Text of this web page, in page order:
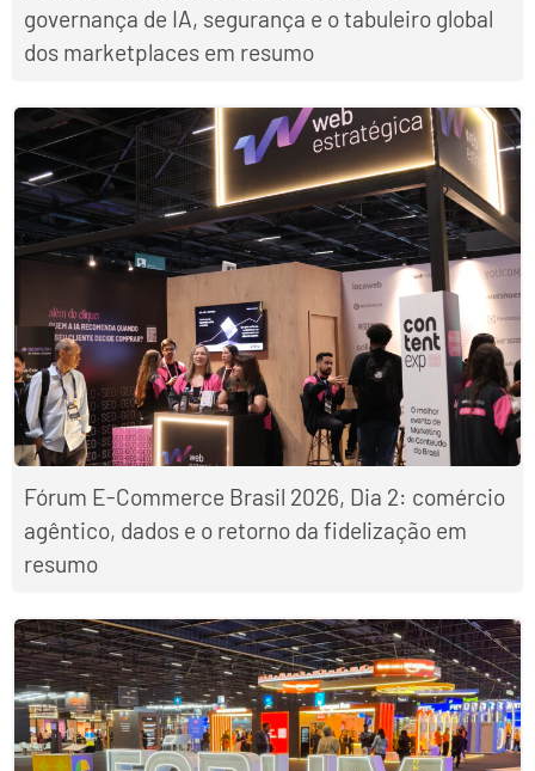
governança de IA, segurança e o tabuleiro global
dos marketplaces em resumo
Fórum E-Commerce Brasil 2026, Dia 2: comércio
agêntico, dados e o retorno da fidelização em
resumo